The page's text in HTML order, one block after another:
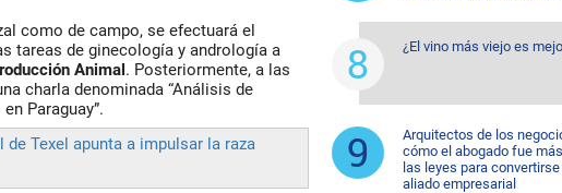
como de campo, se efectuará el
tareas de ginecología y andrología a
Animal. Posteriormente, a las
charla denominada “Análisis de
Paraguay”.
de Texel apunta a impulsar la raza
¿El vino más viejo es
Arquitectos de los
cómo el abogado fue
las leyes para
aliado empresarial